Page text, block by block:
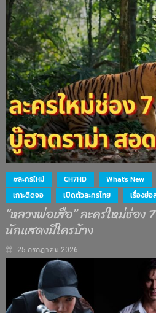
#ละครใหม่ CH7HD What's New
เกาะติดจอ
เปิดตัวละครไทย เรื่องย่อ
“หลวงพ่อเสือ” ละครใหม่ช่อง
นักแสดงมีใครบ้าง
25 กรกฎาคม 2026